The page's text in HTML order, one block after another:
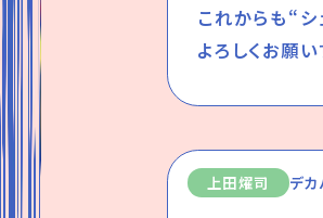
これからも“シ
よろしくお願い
上田燿司 デカ